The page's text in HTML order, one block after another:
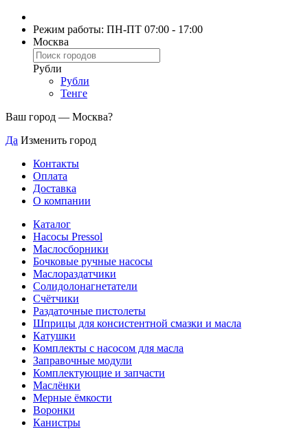
Режим работы: ПН-ПТ 07:00 - 17:00
Москва
Рубли
Рубли
Тенге
Ваш город — Москва?
Да Изменить город
Контакты
Оплата
Доставка
О компании
Каталог
Насосы Pressol
Маслосборники
Бочковые ручные насосы
Маслораздатчики
Солидолонагнетатели
Счётчики
Раздаточные пистолеты
Шприцы для консистентной смазки и масла
Катушки
Комплекты с насосом для масла
Заправочные модули
Комплектующие и запчасти
Маслёнки
Мерные ёмкости
Воронки
Канистры